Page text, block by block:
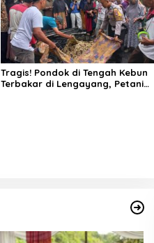
Tragis! Pondok di Tengah Kebun
Terbakar di Lengayang, Petani